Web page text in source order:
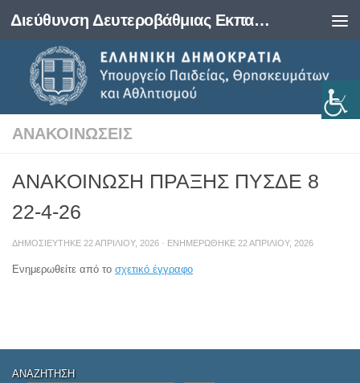
Skip to content Διεύθυνση Δευτεροβάθμιας Εκπαίδευσης Φωκίδας
ΑΝΑΚΟΙΝΏΣΕΙΣ
ΑΝΑΚΟΙΝΩΣΗ ΠΡΑΞΗΣ ΠΥΣΔΕ 8
22-4-26
ΔΗΜΟΣΙΕΎΤΗΚΕ 22 ΑΠΡΙΛΊΟΥ, 2026 · ΕΝΗΜΕΡΏΘΗΚΕ 22 ΑΠΡΙΛΊΟΥ, 2026
Ενημερωθείτε από το σχετικό έγγραφο
ΑΝΑΖΗΤΗΣΗ